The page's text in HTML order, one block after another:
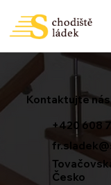
Kontaktujte
+420 608
Česko